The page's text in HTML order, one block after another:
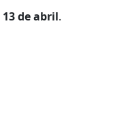
13 de abril.